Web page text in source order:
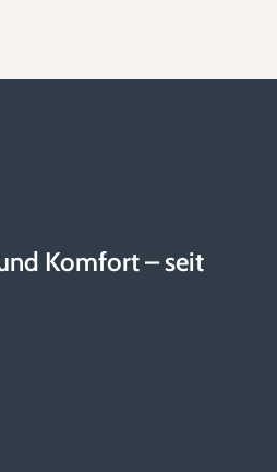
Komfort – seit